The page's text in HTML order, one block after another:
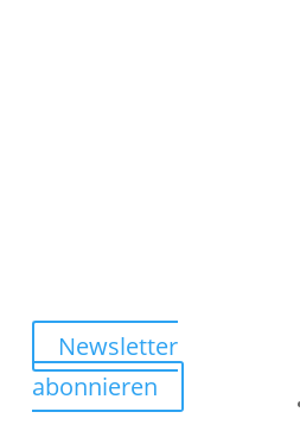
Newsletter
abonnieren